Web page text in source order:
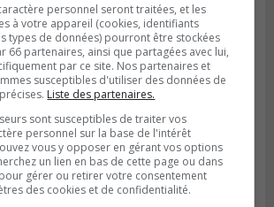
à 09h33
un contrat pour
cendres d’incinération
personnel seront traitées, et les
à votre appareil (cookies, identifiants
types de données) pourront être stockées
66 partenaires, ainsi que partagées avec lui,
par ce site. Nos partenaires et
susceptibles d'utiliser des données de
Liste des partenaires.
sont susceptibles de traiter vos
personnel sur la base de l'intérêt
vous y opposer en gérant vos options
un lien en bas de cette page ou dans
gérer ou retirer votre consentement
des cookies et de confidentialité.